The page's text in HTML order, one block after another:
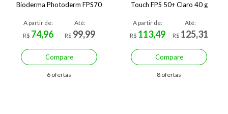
Bioderma Photoderm FPS70
A partir de:
R$ 74,96
Até:
R$ 99,99
Compare
6 ofertas
Touch FPS 50+ Claro 40 g
A partir de:
R$ 113,49
Até:
R$ 125,31
Compare
8 ofertas